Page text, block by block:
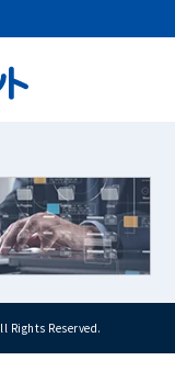
Rights Reserved.